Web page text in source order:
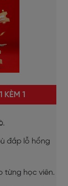
KÈM 1
đắp lỗ hổng
từng học viên.